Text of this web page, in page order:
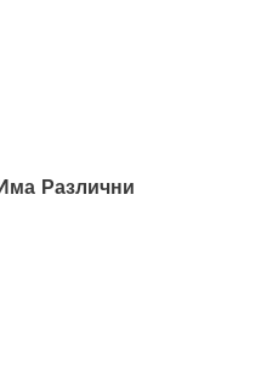
Различни